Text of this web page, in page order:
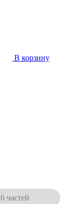
В корзину
6 частей